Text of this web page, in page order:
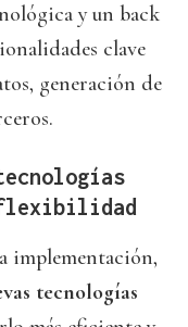
y un back
clave
generación de
flexibilidad
implementación,
tecnologías